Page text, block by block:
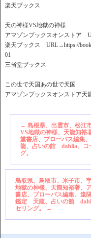
楽天ブックス
天の神様VS地獄の神様
アマゾンブックスオンストア
楽天ブックス URL→https://
01
三省堂ブックス
この世で天国あの世で天国
アマゾンブックスオンストア天
← 島根県、出雲市、松江
VS地獄の神様、天龍知裕
堂書店、プローパス編集
龍、占いの館 dahlia、コ
グ。
鳥取県、鳥取市、米子市、
地獄の神様、天龍知裕著、
書店、プローパス編集、遠
鑑定 天龍、占いの館
セリング。
→